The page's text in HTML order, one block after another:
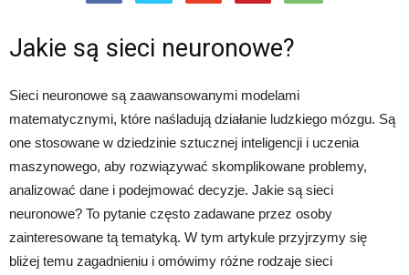
Jakie są sieci neuronowe?
Sieci neuronowe są zaawansowanymi modelami
matematycznymi, które naśladują działanie ludzkiego mózgu. Są
one stosowane w dziedzinie sztucznej inteligencji i uczenia
maszynowego, aby rozwiązywać skomplikowane problemy,
analizować dane i podejmować decyzje. Jakie są sieci
neuronowe? To pytanie często zadawane przez osoby
zainteresowane tą tematyką. W tym artykule przyjrzymy się
bliżej temu zagadnieniu i omówimy różne rodzaje sieci